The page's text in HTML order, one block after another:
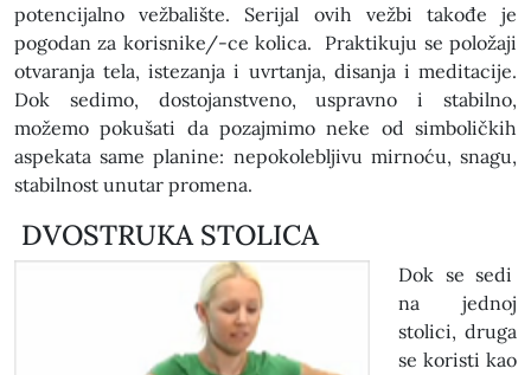
potencijalno vežbalište. Serijal ovih vežbi takođe je
pogodan za korisnike/-ce kolica. Praktikuju se položaji
otvaranja tela, istezanja i uvrtanja, disanja i meditacije.
Dok sedimo, dostojanstveno, uspravno i stabilno,
možemo pokušati da pozajmimo neke od simboličkih
aspekata same planine: nepokolebljivu mirnoću, snagu,
stabilnost unutar promena.
DVOSTRUKA STOLICA
Dok se sedi
na jednoj
stolici, druga
se koristi kao